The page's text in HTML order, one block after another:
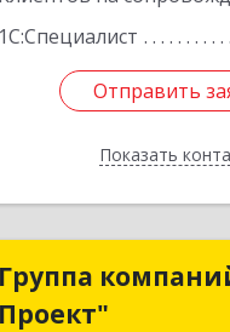
1С:Специалист
Отправить
Показать
Отправить
Назад
Группа
Проект"
Группа